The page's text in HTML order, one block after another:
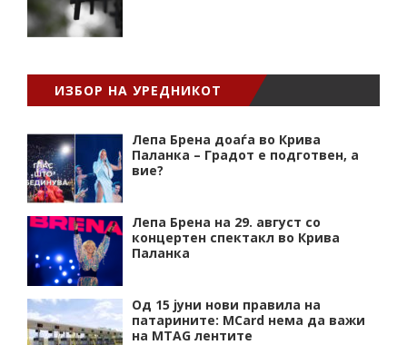
ИЗБОР НА УРЕДНИКОТ
Лепа Брена доаѓа во Крива
Паланка – Градот е подготвен, а
вие?
Лепа Брена на 29. август со
концертен спектакл во Крива
Паланка
Од 15 јуни нови правила на
патарините: MCard нема да важи
на MTAG лентите